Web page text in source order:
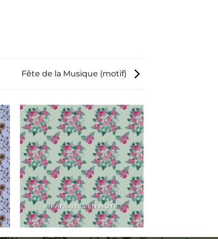
Fête de la Musique (motif)
IMPATIENTES EN MOTIF